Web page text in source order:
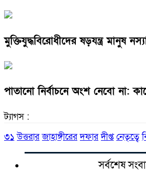
মুক্তিযুদ্ধবিরোধীদের ষড়যন্ত্র মানুষ
পাতানো নির্বাচনে অংশ নেবো না:
ট্যাগস :
৩১ উত্তরার জাহাঙ্গীরের দফার দীপ্ত নেতৃত্বে
সর্বশেষ